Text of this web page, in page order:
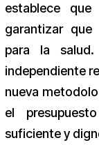
establece
garantizar que
para la
independiente
nueva
el
suficiente y